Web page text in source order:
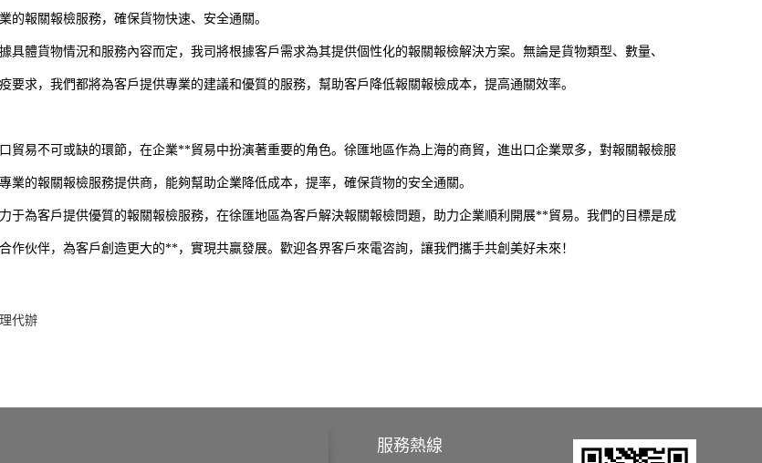
的報關報檢服務，確保貨物快速、安全通關。
具體貨物情況和服務內容而定，我司將根據客戶需求為其提供個性化的報關報檢解決方案。無論是貨物類型、數量、
要求，我們都將為客戶提供專業的建議和優質的服務，幫助客戶降低報關報檢成本，提高通關效率。
貿易不可或缺的環節，在企業**貿易中扮演著重要的角色。徐匯地區作為上海的商貿，進出口企業眾多，對報關報檢服
業的報關報檢服務提供商，能夠幫助企業降低成本，提率，確保貨物的安全通關。
于為客戶提供優質的報關報檢服務，在徐匯地區為客戶解決報關報檢問題，助力企業順利開展**貿易。我們的目標是成
作伙伴，為客戶創造更大的**，實現共贏發展。歡迎各界客戶來電咨詢，讓我們攜手共創美好未來！
代辦
服務熱線